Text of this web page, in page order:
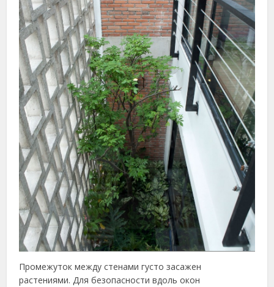
Промежуток между стенами густо засажен
растениями. Для безопасности вдоль окон